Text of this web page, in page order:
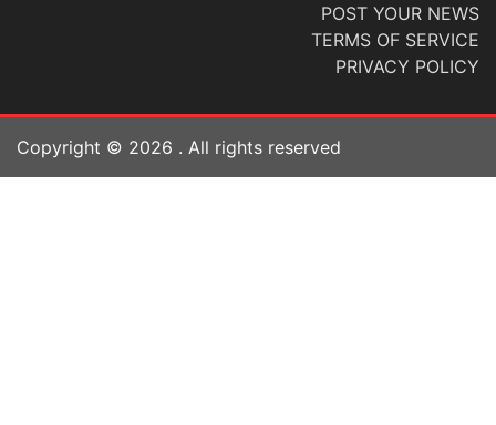
POST YOUR NEWS
TERMS OF SERVICE
PRIVACY POLICY
Copyright © 2026 . All rights reserved